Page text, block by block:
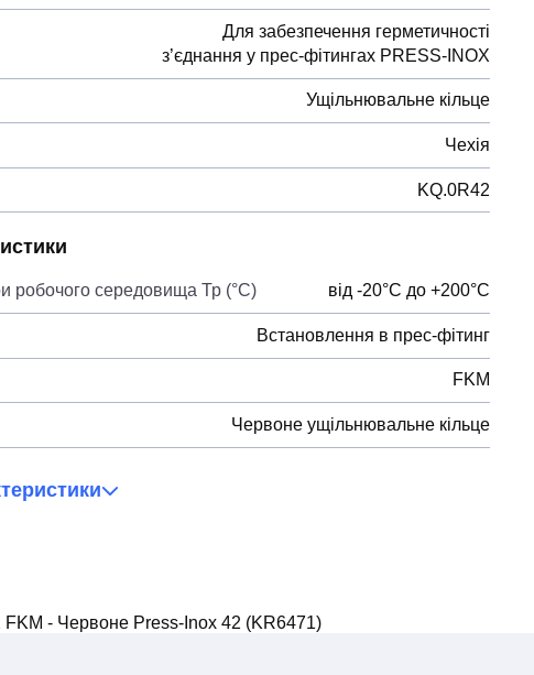
Для забезпечення герметичності
з’єднання у прес-фітингах PRESS-INOX
Ущільнювальне кільце
Чехія
KQ.0R42
робочого середовища Тр (°С) від -20°C до +200°C
Встановлення в прес-фітинг
FKM
Червоне ущільнювальне кільце
FKM - Чepвоне Press-Inox 42 (KR6471)